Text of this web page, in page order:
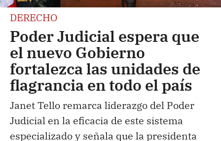
DERECHO
Poder Judicial espera que
el nuevo Gobierno
fortalezca las unidades de
flagrancia en todo el país
Janet Tello remarca liderazgo del Poder
Judicial en la eficacia de este sistema
especializado y señala que la presidenta